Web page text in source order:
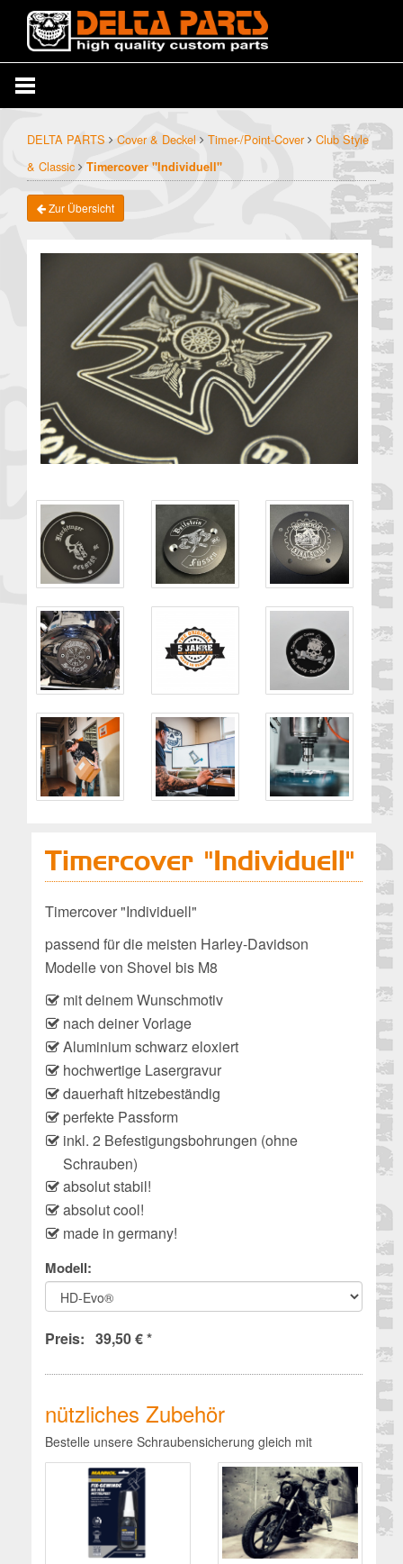
DELTA PARTS Cover & Deckel Timer-/Point-Cover
Club Style
& Classic
Timercover "Individuell"
Zur Übersicht
Timercover "Individuell"
Timercover "Individuell"
passend für die meisten Harley-Davidson
Modelle von Shovel bis M8
mit deinem Wunschmotiv
nach deiner Vorlage
Aluminium schwarz eloxiert
hochwertige Lasergravur
dauerhaft hitzebeständig
perfekte Passform
inkl. 2 Befestigungsbohrungen (ohne
Schrauben)
absolut stabil!
absolut cool!
made in germany!
Modell:
Preis: 39,50 € *
nützliches Zubehör
Bestelle unsere Schraubensicherung gleich mit